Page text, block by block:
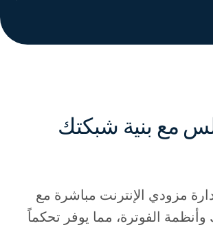
مع بنية شبكتك
مزودي الإنترنت مباشرة مع
الفوترة، مما يوفر تحكماً